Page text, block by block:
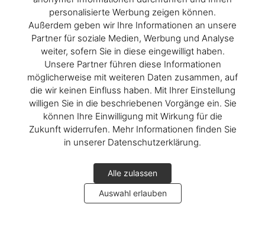
personalisierte Werbung zeigen können.
Außerdem geben wir Ihre Informationen an unsere
Partner für soziale Medien, Werbung und Analyse
weiter, sofern Sie in diese eingewilligt haben.
Unsere Partner führen diese Informationen
möglicherweise mit weiteren Daten zusammen, auf
die wir keinen Einfluss haben. Mit Ihrer Einstellung
willigen Sie in die beschriebenen Vorgänge ein. Sie
können Ihre Einwilligung mit Wirkung für die
Zukunft widerrufen. Mehr Informationen finden Sie
in unserer Datenschutzerklärung.
Alle zulassen
Auswahl erlauben